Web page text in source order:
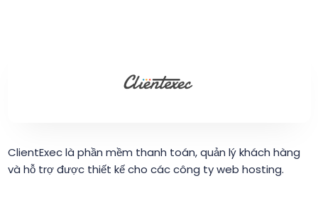
ClientExec là phần mềm thanh toán, quản lý khách hàng
và hỗ trợ được thiết kế cho các công ty web hosting.